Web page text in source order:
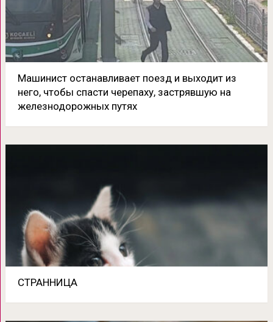
Машинист останавливает поезд и выходит из
него, чтобы спасти черепаху, застрявшую на
железнодорожных путях
СТРАННИЦА